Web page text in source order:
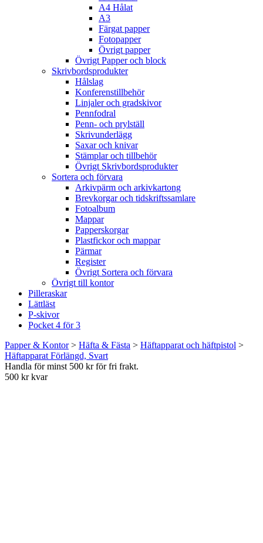
A4 Hålat
A3
Färgat papper
Fotopapper
Övrigt papper
Övrigt Papper och block
Skrivbordsprodukter
Hålslag
Konferenstillbehör
Linjaler och gradskivor
Pennfodral
Penn- och prylställ
Skrivunderlägg
Saxar och knivar
Stämplar och tillbehör
Övrigt Skrivbordsprodukter
Sortera och förvara
Arkivpärm och arkivkartong
Brevkorgar och tidskriftssamlare
Fotoalbum
Mappar
Papperskorgar
Plastfickor och mappar
Pärmar
Register
Övrigt Sortera och förvara
Övrigt till kontor
Pilleraskar
Lättläst
P-skivor
Pocket 4 för 3
Papper & Kontor> Häfta & Fästa > Häftapparat och häftpistol >
Häftapparat Förlängd, Svart
Handla för minst 500 kr för fri frakt.
500 kr kvar